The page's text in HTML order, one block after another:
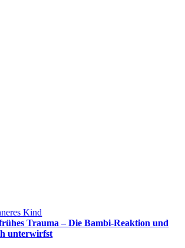
Kind
Trauma – Die Bambi-Reaktion und
unterwirfst